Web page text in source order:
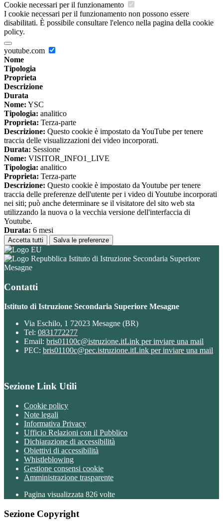
Cookie necessari per il funzionamento
I cookie necessari per il funzionamento non possono essere
disabilitati. È possibile consultare l'elenco nella pagina della cookie
policy.
youtube.com
Nome
Tipologia
Proprieta
Descrizione
Durata
Nome: YSC
Tipologia: analitico
Proprieta: Terza-parte
Descrizione: Questo cookie è impostato da YouTube per tenere
traccia delle visualizzazioni dei video incorporati.
Durata: Sessione
Nome: VISITOR_INFO1_LIVE
Tipologia: analitico
Proprieta: Terza-parte
Descrizione: Questo cookie è impostato da Youtube per tenere
traccia delle preferenze dell'utente per i video di Youtube incorporati
nei siti; può anche determinare se il visitatore del sito web sta
utilizzando la nuova o la vecchia versione dell'interfaccia di
Youtube.
Durata: 6 mesi
Accetta tutti Salva le preferenze
Istituto di Istruzione Secondaria Superiore
Mesagne
Contatti
Istituto di Istruzione Secondaria Superiore Mesagne
Via Eschilo, 1 72023 Mesagne (BR)
Tel: 0831772277
Email: bris01100c@istruzione.itLink per inviare una mail
PEC: bris01100c@pec.istruzione.itLink per inviare una mail
Sezione Link Utili
Cookie policy
Note legali
Informativa Privacy
Ufficio Relazioni con il Pubblico
Dichiarazione di accessibilità
Obiettivi di accessibilità
Whistleblowing
Gestione consensi cookie
Amministrazione trasparente
Pagina visualizzata 826 volte
Sezione Copyright